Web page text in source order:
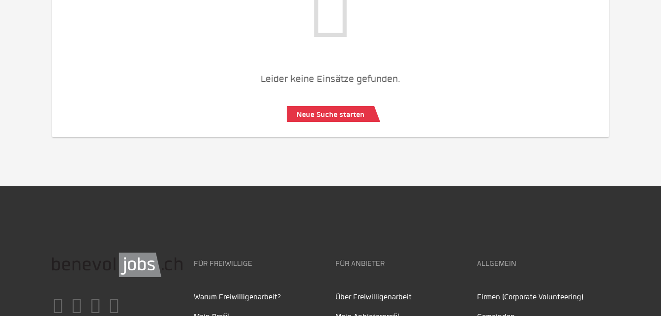
Leider keine Einsätze gefunden.
Neue Suche starten
FÜR FREIWILLIGE
Warum Freiwilligenarbeit?
FÜR ANBIETER
Über Freiwilligenarbeit
ALLGEMEIN
Firmen (Corporate Volunteering)